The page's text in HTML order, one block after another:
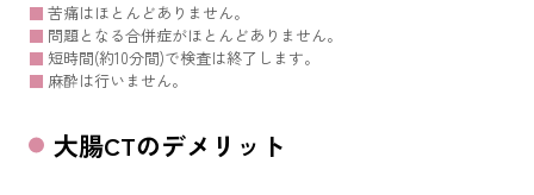
苦痛はほとんどありません。
問題となる合併症がほとんどありません。
短時間(約10分間)で検査は終了します。
麻酔は行いません。
大腸CTのデメリット